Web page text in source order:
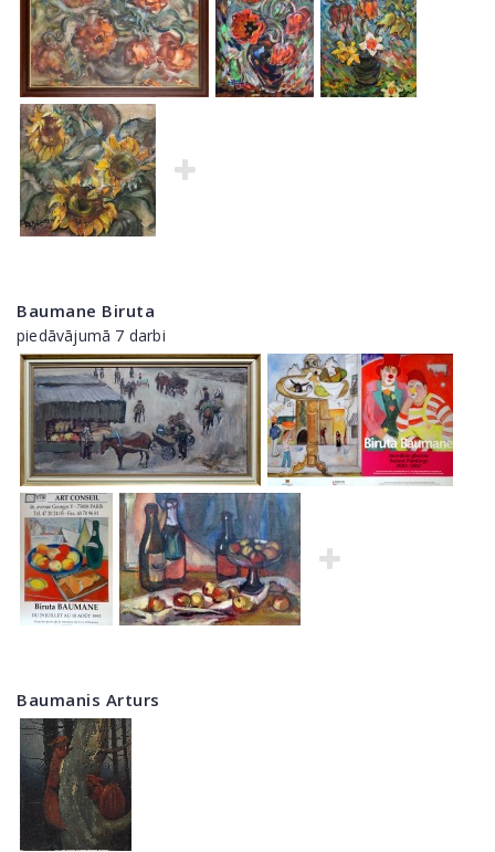
Baumane Biruta
piedāvājumā 7 darbi
Baumanis Arturs